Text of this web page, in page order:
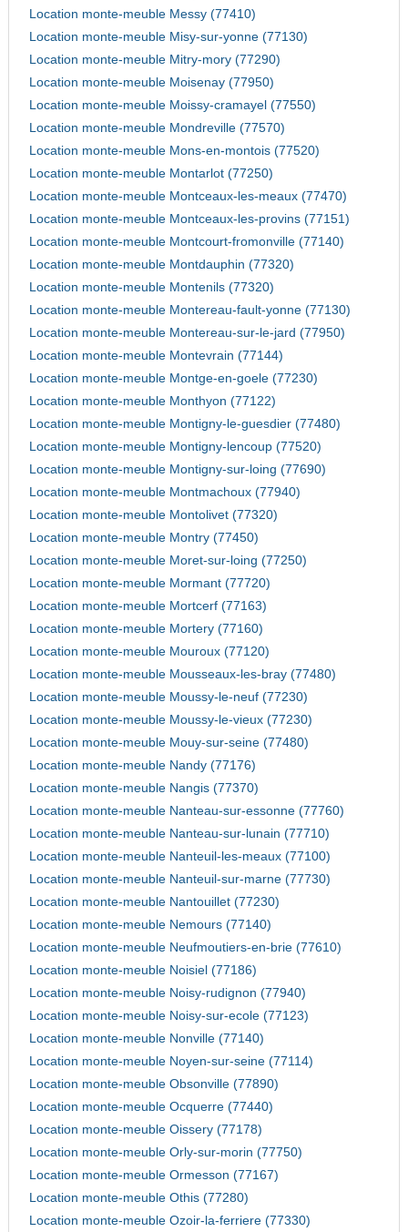
Location monte-meuble Messy (77410)
Location monte-meuble Misy-sur-yonne (77130)
Location monte-meuble Mitry-mory (77290)
Location monte-meuble Moisenay (77950)
Location monte-meuble Moissy-cramayel (77550)
Location monte-meuble Mondreville (77570)
Location monte-meuble Mons-en-montois (77520)
Location monte-meuble Montarlot (77250)
Location monte-meuble Montceaux-les-meaux (77470)
Location monte-meuble Montceaux-les-provins (77151)
Location monte-meuble Montcourt-fromonville (77140)
Location monte-meuble Montdauphin (77320)
Location monte-meuble Montenils (77320)
Location monte-meuble Montereau-fault-yonne (77130)
Location monte-meuble Montereau-sur-le-jard (77950)
Location monte-meuble Montevrain (77144)
Location monte-meuble Montge-en-goele (77230)
Location monte-meuble Monthyon (77122)
Location monte-meuble Montigny-le-guesdier (77480)
Location monte-meuble Montigny-lencoup (77520)
Location monte-meuble Montigny-sur-loing (77690)
Location monte-meuble Montmachoux (77940)
Location monte-meuble Montolivet (77320)
Location monte-meuble Montry (77450)
Location monte-meuble Moret-sur-loing (77250)
Location monte-meuble Mormant (77720)
Location monte-meuble Mortcerf (77163)
Location monte-meuble Mortery (77160)
Location monte-meuble Mouroux (77120)
Location monte-meuble Mousseaux-les-bray (77480)
Location monte-meuble Moussy-le-neuf (77230)
Location monte-meuble Moussy-le-vieux (77230)
Location monte-meuble Mouy-sur-seine (77480)
Location monte-meuble Nandy (77176)
Location monte-meuble Nangis (77370)
Location monte-meuble Nanteau-sur-essonne (77760)
Location monte-meuble Nanteau-sur-lunain (77710)
Location monte-meuble Nanteuil-les-meaux (77100)
Location monte-meuble Nanteuil-sur-marne (77730)
Location monte-meuble Nantouillet (77230)
Location monte-meuble Nemours (77140)
Location monte-meuble Neufmoutiers-en-brie (77610)
Location monte-meuble Noisiel (77186)
Location monte-meuble Noisy-rudignon (77940)
Location monte-meuble Noisy-sur-ecole (77123)
Location monte-meuble Nonville (77140)
Location monte-meuble Noyen-sur-seine (77114)
Location monte-meuble Obsonville (77890)
Location monte-meuble Ocquerre (77440)
Location monte-meuble Oissery (77178)
Location monte-meuble Orly-sur-morin (77750)
Location monte-meuble Ormesson (77167)
Location monte-meuble Othis (77280)
Location monte-meuble Ozoir-la-ferriere (77330)